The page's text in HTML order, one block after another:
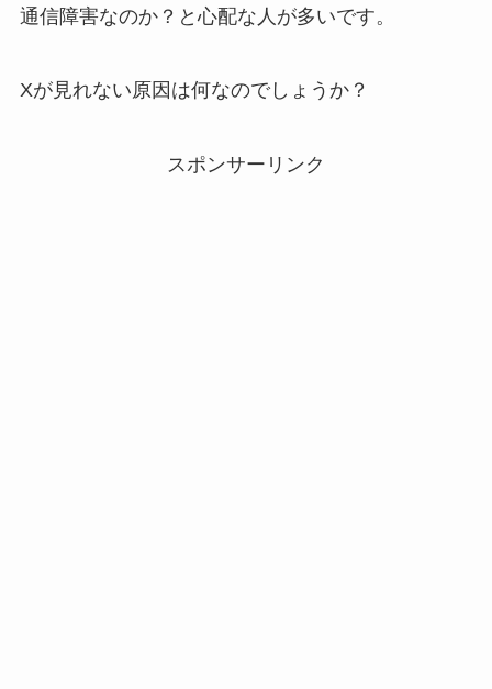
通信障害なのか？と心配な人が多いです。
Xが見れない原因は何なのでしょうか？
スポンサーリンク